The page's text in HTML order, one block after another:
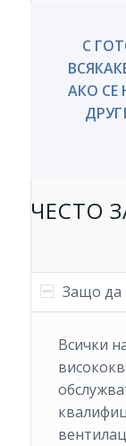
С
АКО
ЧЕСТО
Защо да
Всички